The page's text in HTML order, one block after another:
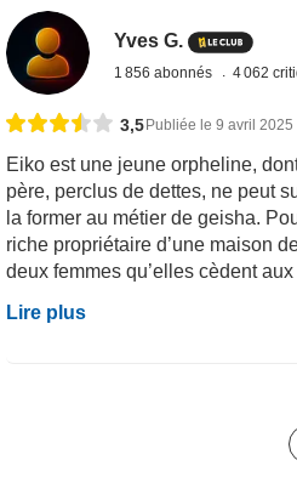
Yves G.
1 856 abonnés 4 062
3,5 Publiée le 9 avril 2025
Eiko est une jeune orpheline,
père, perclus de dettes, ne peut
la former au métier de geisha.
riche propriétaire d’une maison
deux femmes qu’elles cèdent
Lire plus